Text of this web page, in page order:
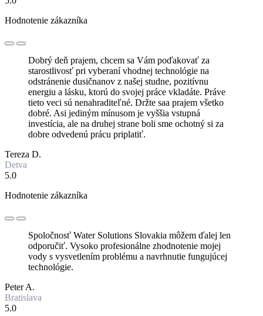
Hodnotenie zákazníka
Dobrý deň prajem, chcem sa Vám poďakovať za
starostlivosť pri vyberaní vhodnej technológie na
odstránenie dusičnanov z našej studne, pozitívnu
energiu a lásku, ktorú do svojej práce vkladáte. Práve
tieto veci sú nenahraditeľné. Držte saa prajem všetko
dobré. Asi jediným mínusom je vyššia vstupná
investícia, ale na druhej strane boli sme ochotný si za
dobre odvedenú prácu priplatiť.
Tereza D.
Detva
5.0
Hodnotenie zákazníka
Spoločnosť Water Solutions Slovakia môžem ďalej len
odporučiť. Vysoko profesionálne zhodnotenie mojej
vody s vysvetlením problému a navrhnutie fungujúcej
technológie.
Peter A.
Bratislava
5.0